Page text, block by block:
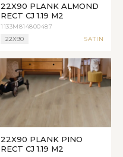
22X90 PLANK ALMOND
RECT CJ 1.19 M2
1133M814800487
22X90
SATIN
22X90 PLANK PINO
RECT CJ 1.19 M2